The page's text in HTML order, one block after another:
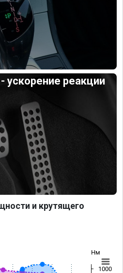
ускорение реакции
и крутящего
Нм
1000